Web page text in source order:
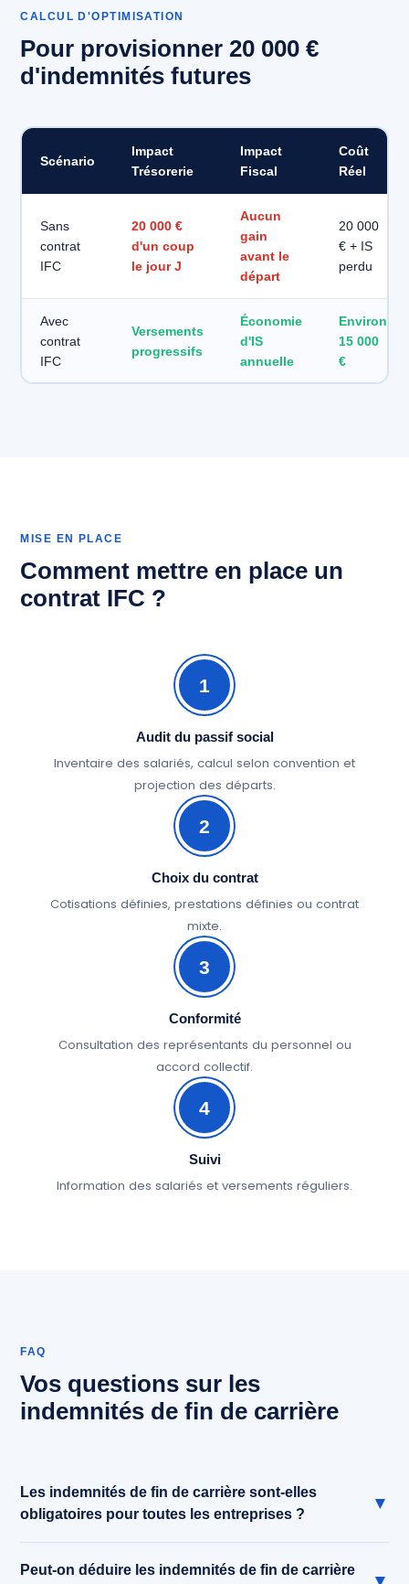
CALCUL D'OPTIMISATION
Pour provisionner 20 000 €
d'indemnités futures
Scénario
Impact
Trésorerie
Impact
Fiscal
Coût
Réel
Sans
contrat
IFC
20 000 €
d'un coup
le jour J
Aucun
gain
avant le
départ
20 000
€ + IS
perdu
Avec
contrat
IFC
Versements
progressifs
Économie
d'IS
annuelle
Environ
15 000
€
MISE EN PLACE
Comment mettre en place un
contrat IFC ?
1
Audit du passif social
Inventaire des salariés, calcul selon convention et
projection des départs.
2
Choix du contrat
Cotisations définies, prestations définies ou contrat
mixte.
3
Conformité
Consultation des représentants du personnel ou
accord collectif.
4
Suivi
Information des salariés et versements réguliers.
FAQ
Vos questions sur les
indemnités de fin de carrière
Les indemnités de fin de carrière sont-elles
obligatoires pour toutes les entreprises ?
▼
versement intervient lors d'un départ volontaire à la retraite
Peut-on déduire les indemnités de fin de carrière